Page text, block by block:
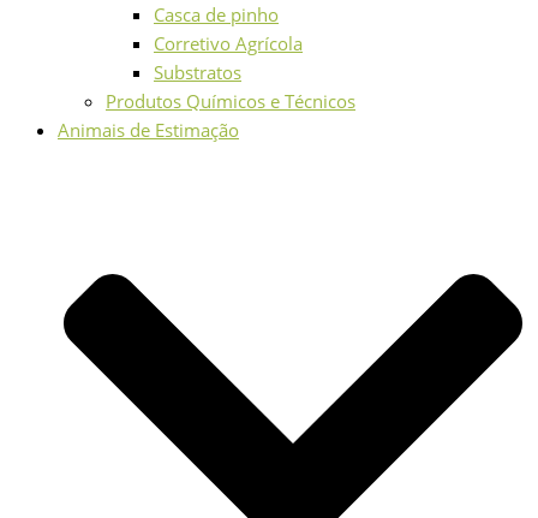
Casca de pinho
Corretivo Agrícola
Substratos
Produtos Químicos e Técnicos
Animais de Estimação